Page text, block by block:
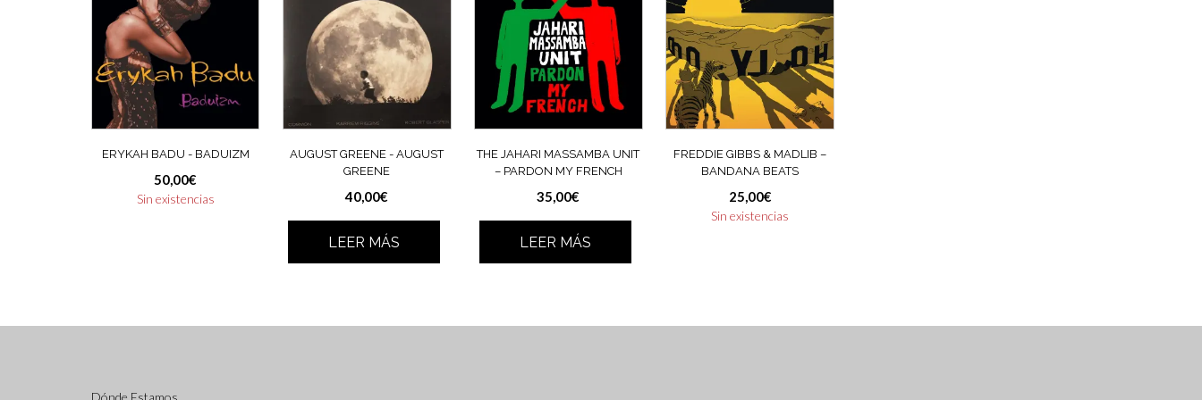
ERYKAH BADU ‎- BADUIZM
50,00€
Sin existencias
AUGUST GREENE ‎- AUGUST
GREENE
40,00€
LEER MÁS
THE JAHARI MASSAMBA UNIT
– PARDON MY FRENCH
35,00€
LEER MÁS
FREDDIE GIBBS & MADLIB ‎–
BANDANA BEATS
25,00€
Sin existencias